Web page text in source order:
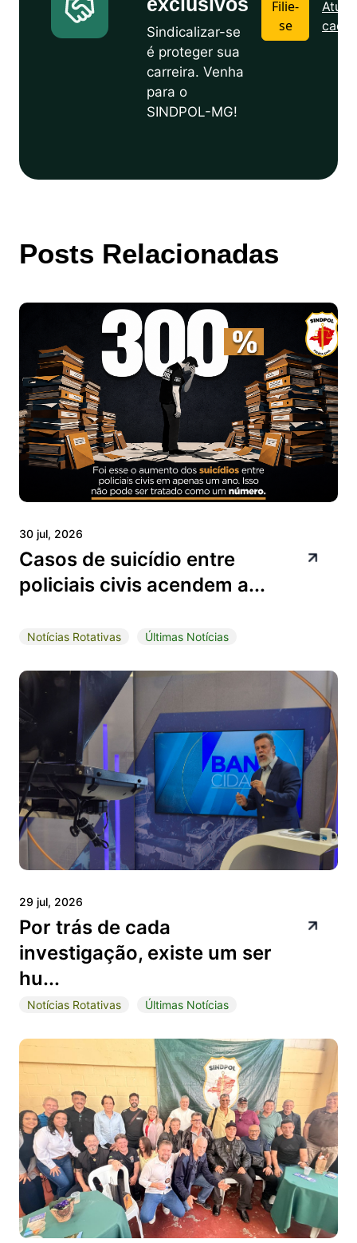
Sindicalizar-se
é proteger sua
carreira. Venha
para o
SINDPOL-MG!
Filie-
se
Posts Relacionadas
30 jul, 2026
Casos de suicídio entre
policiais civis acendem a...
Notícias Rotativas Últimas Notícias
29 jul, 2026
Por trás de cada
investigação, existe um ser
hu...
Notícias Rotativas Últimas Notícias